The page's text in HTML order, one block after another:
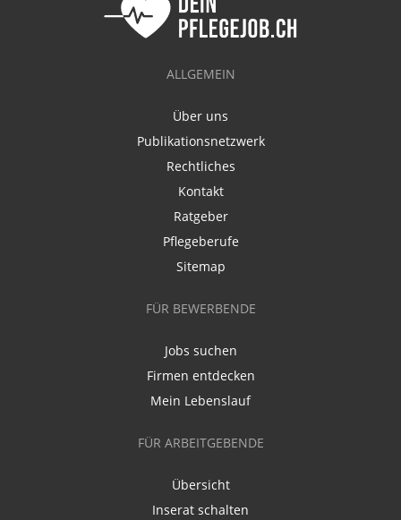
ALLGEMEIN
Über uns
Publikationsnetzwerk
Rechtliches
Kontakt
Ratgeber
Pflegeberufe
Sitemap
FÜR BEWERBENDE
Jobs suchen
Firmen entdecken
Mein Lebenslauf
FÜR ARBEITGEBENDE
Übersicht
Inserat schalten